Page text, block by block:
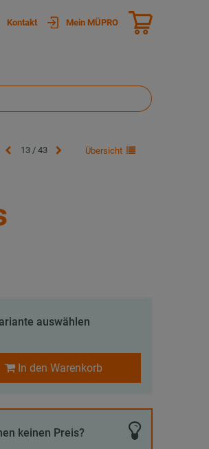
Kontakt Mein MÜPRO
13 / 43 Übersicht
auswählen
In den Warenkorb
keinen Preis?